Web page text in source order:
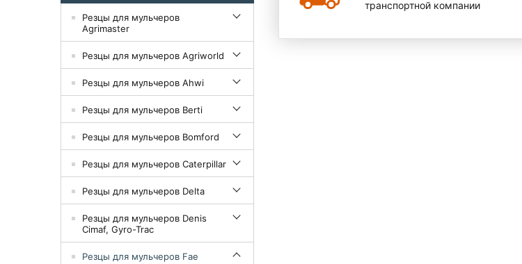
транспортной компании
Резцы для мульчеров
Agrimaster
Резцы для мульчеров Agriworld
Резцы для мульчеров Ahwi
Резцы для мульчеров Berti
Резцы для мульчеров Bomford
Резцы для мульчеров Caterpillar
Резцы для мульчеров Delta
Резцы для мульчеров Denis
Cimaf, Gyro-Trac
Резцы для мульчеров Fae